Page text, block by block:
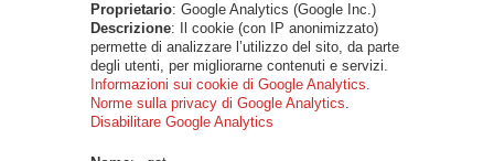
Proprietario: Google Analytics (Google Inc.)
Descrizione: Il cookie (con IP anonimizzato)
permette di analizzare l’utilizzo del sito, da parte
degli utenti, per migliorarne contenuti e servizi.
Informazioni sui cookie di Google Analytics.
Norme sulla privacy di Google Analytics.
Disabilitare Google Analytics